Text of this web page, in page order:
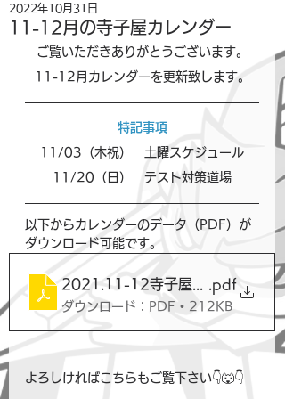
11-12月の寺子屋カレンダー
2022年10月31日
ご覧いただきありがとうございます。
11-12月カレンダーを更新致します。
特記事項
11/03（木祝）　土曜スケジュール
11/20（日）　テスト対策道場
以下からカレンダーのデータ（PDF）が
ダウンロード可能です。
2021.11-12寺子屋カレンダー
.pdf
ダウンロード：PDF • 212KB
よろしければこちらもご覧下さい👇🐺👇